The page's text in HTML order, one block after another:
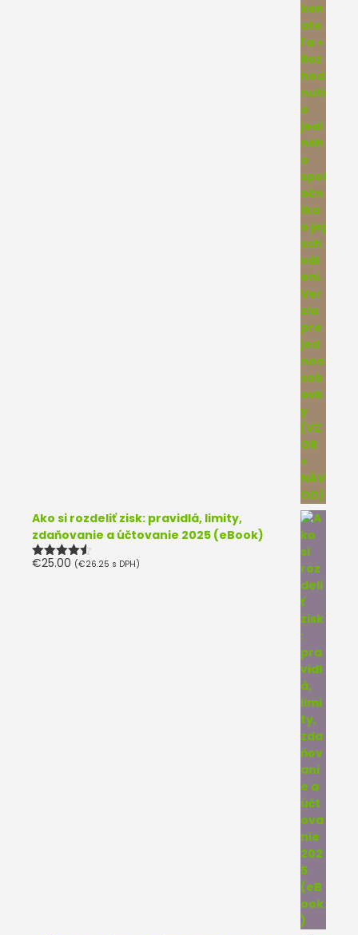
Ako si rozdeliť zisk: pravidlá, limity,
zdaňovanie a účtovanie 2025 (eBook)
Hodnotenie
€25.00 (€26.25 s DPH)